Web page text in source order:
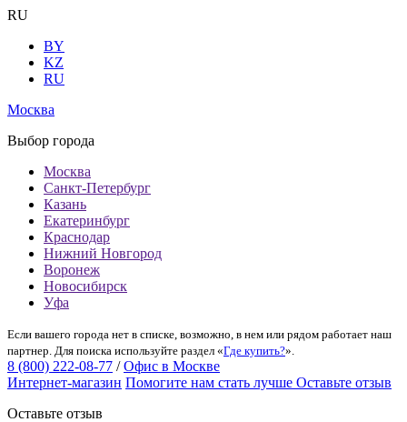
RU
BY
KZ
RU
Москва
Выбор города
Москва
Санкт-Петербург
Казань
Екатеринбург
Краснодар
Нижний Новгород
Воронеж
Новосибирск
Уфа
Если вашего города нет в списке, возможно, в нем или рядом работает наш
партнер. Для поиска используйте раздел «Где купить?».
8 (800) 222-08-77 / Офис в Москве
Интернет-магазин Помогите нам стать лучше Оставьте отзыв
Оставьте отзыв